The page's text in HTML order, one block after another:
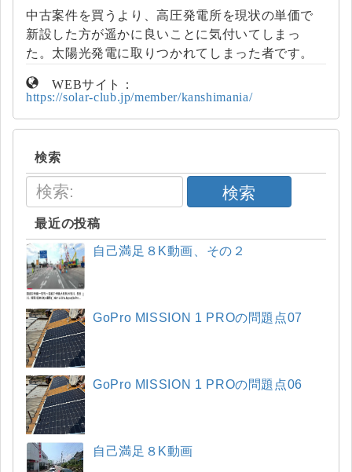
中古案件を買うより、高圧発電所を現状の単価で
新設した方が遥かに良いことに気付いてしまっ
た。太陽光発電に取りつかれてしまった者です。
WEBサイト：
https://solar-club.jp/member/kanshimania/
検索
検索
最近の投稿
自己満足８K動画、その２
GoPro MISSION 1 PROの問題点07
GoPro MISSION 1 PROの問題点06
自己満足８K動画